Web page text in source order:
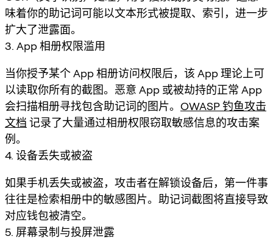
味着你的助记词可能以文本形式被提取、索引，进一步
扩大了泄露面。
3. App 相册权限滥用
当你授予某个 App 相册访问权限后，该 App 理论上可
以读取你所有的截图。恶意 App 或被劫持的正常 App
会扫描相册寻找包含助记词的图片。 OWASP 钓鱼攻击
文档 记录了大量通过相册权限窃取敏感信息的攻击案
例。
4. 设备丢失或被盗
如果手机丢失或被盗，攻击者在解锁设备后，第一件事
往往是检索相册中的敏感图片。助记词截图将直接导致
对应钱包被清空。
5. 屏幕录制与投屏泄露